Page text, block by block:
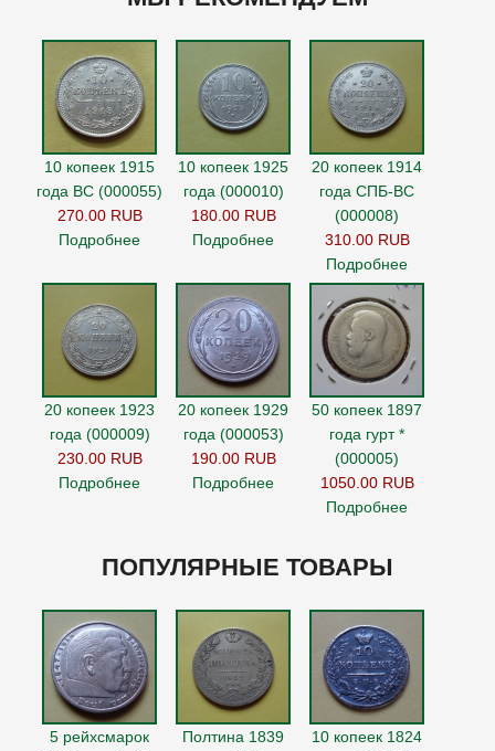
10 копеек 1915
года ВС (000055)
270.00 RUB
Подробнее
10 копеек 1925
года (000010)
180.00 RUB
Подробнее
20 копеек 1914
года СПБ-ВС
(000008)
310.00 RUB
Подробнее
20 копеек 1923
года (000009)
230.00 RUB
Подробнее
20 копеек 1929
года (000053)
190.00 RUB
Подробнее
50 копеек 1897
года гурт *
(000005)
1050.00 RUB
Подробнее
ПОПУЛЯРНЫЕ ТОВАРЫ
5 рейхсмарок
Полтина 1839
10 копеек 1824